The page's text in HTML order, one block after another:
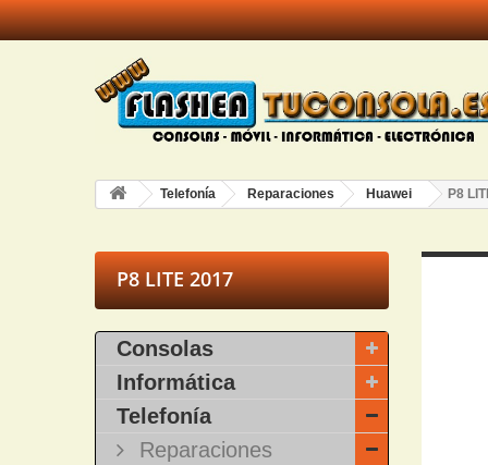
Telefonía Reparaciones Huawei P8
P8 LITE 2017
Consolas
Informática
Telefonía
Reparaciones